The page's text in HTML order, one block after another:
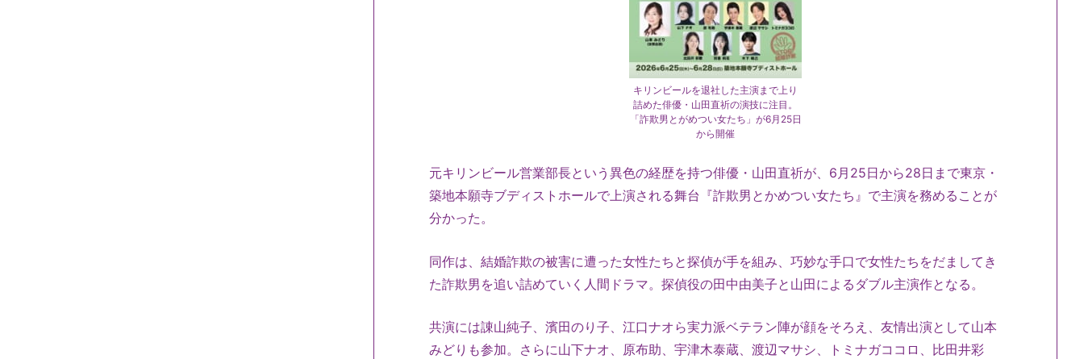
キリンビールを退社した主演まで上り
詰めた俳優・山田直祈の演技に注目。
「詐欺男とがめつい女たち」が6月25日
から開催
元キリンビール営業部長という異色の経歴を持つ俳優・ 山田直祈が、6月25日から28日まで東京・
築地本願寺ブディストホールで上演される舞台『詐欺男とかめつい女たち』で主演を務めることが
分かった。
同作は、結婚詐欺の被害に遭った女性たちと探偵が手を組み、 巧妙な手口で女性たちをだましてき
た詐欺男を追い詰めていく人間 ドラマ。探偵役の田中由美子と山田によるダブル主演作となる。
共演には諌山純子、濱田のり子、 江口ナオら実力派ベテラン陣が顔をそろえ、 友情出演として山本
みどりも参加。さらに山下ナオ、原布助、 宇津木泰蔵、渡辺マサシ、トミナガココロ、比田井彩